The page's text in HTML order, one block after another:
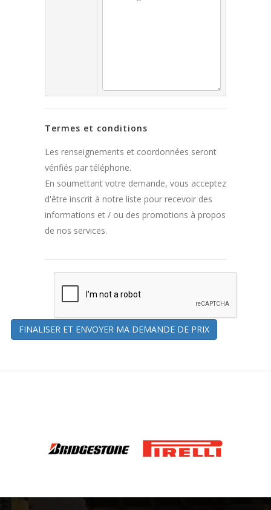
Termes et conditions
Les renseignements et coordonnées seront
vérifiés par téléphone.
En soumettant votre demande, vous acceptez
d'être inscrit à notre liste pour recevoir des
informations et / ou des promotions à propos
de nos services.
FINALISER ET ENVOYER MA DEMANDE DE PRIX